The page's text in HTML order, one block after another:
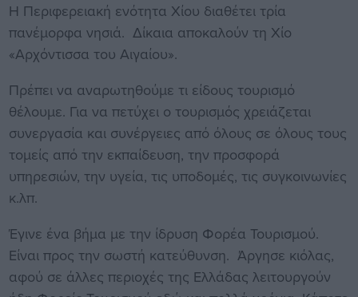
Η Περιφερειακή ενότητα Χίου διαθέτει τρία
πανέμορφα νησιά. Δίκαια αποκαλούν τη Χίο
«Αρχόντισσα του Αιγαίου».
Πρέπει να αναρωτηθούμε τι είδους τουρισμό
θέλουμε. Για να πετύχει ο τουρισμός χρειάζεται
συνεργασία και συνέργειες από όλους σε όλους τους
τομείς από την εκπαίδευση, την προσφορά
υπηρεσιών, την υγεία, τις υποδομές, τις συγκοινωνίες
κ.λπ.
Έγινε ένα βήμα με την ίδρυση Φορέα Τουρισμού.
Είναι προς την σωστή κατεύθυνση. Άργησε κιόλας,
αφού σε άλλες περιοχές της Ελλάδας λειτουργούν